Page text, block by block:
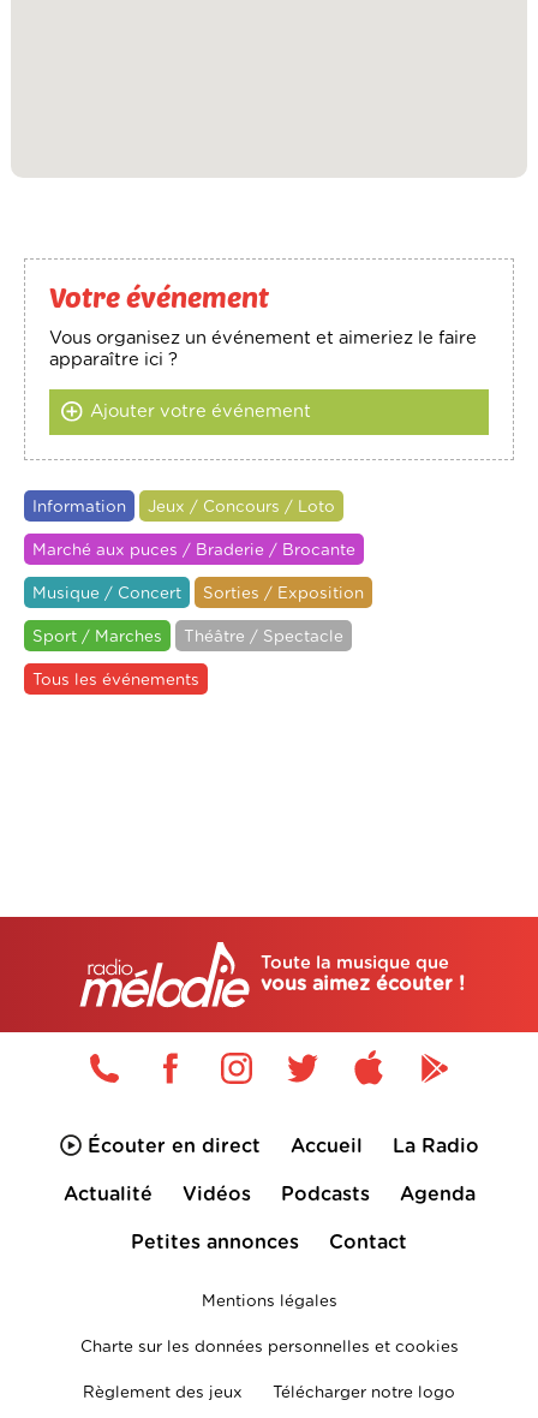
Votre événement
Vous organisez un événement et aimeriez le faire
apparaître ici ?
Ajouter votre événement
Information Jeux / Concours / Loto
Marché aux puces / Braderie / Brocante
Musique / Concert Sorties / Exposition
Sport / Marches Théâtre / Spectacle
Tous les événements
Toute la musique que
vous aimez écouter !
Écouter en direct Accueil La Radio
Actualité Vidéos Podcasts Agenda
Petites annonces Contact
Mentions légales
Charte sur les données personnelles et cookies
Règlement des jeux Télécharger notre logo